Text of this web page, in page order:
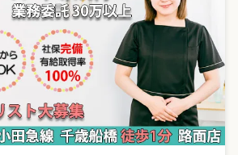
セミナーがたくさんあるから！ 未経験の方もブ
学べるセミナーがあるので安心♪ ・新人向
も安心して入客できるように、しっかり学べる
コ
チリ！ ネイリストとしての更なるステップアッ
ップネイリスト
リストから直接、流行のデザインや最先端技術
その他にも様々なセミナーを
社指定のサロン
の施術を30%～40%割引で利用可能♪ 美のプロ
◎月収例 ◆カリキュラム生(入
28歳) 年収450万円 ◎講師メッセ
なる学校ではなく、プロを育成して現場へ繋げ
術は練習すれば必ずつきます。だからこそ私た
生 私たちが教えるのは試験
通用する一生モノの基礎力です。 やる気だけ持
ださい。あなたの勇気を技術に変えてみせま